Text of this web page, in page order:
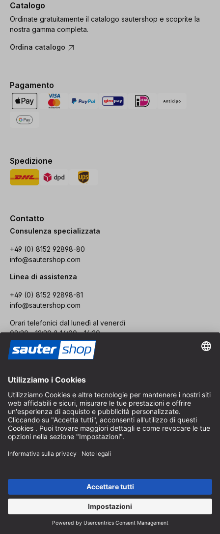
Catalogo
Ordinate gratuitamente il catalogo sautershop e scoprite la
nostra gamma completa.
Ordina catalogo
Pagamento
Spedizione
Contatto
Consulenza specializzata
+49 (0) 8152 92898-80
info@sautershop.com
Linea di assistenza
+49 (0) 8152 92898-81
info@sautershop.com
Orari telefonici dal lunedì al venerdì
08:30 - 12:30 & 14:00 - 16:30
Indirizzo
Negozio / Punto vendita
Arzbergerstraße 4
82211 Herrsching
Germania
Dal lunedì al venerdì
8:30 - 12:30 & 14:00 - 16:30